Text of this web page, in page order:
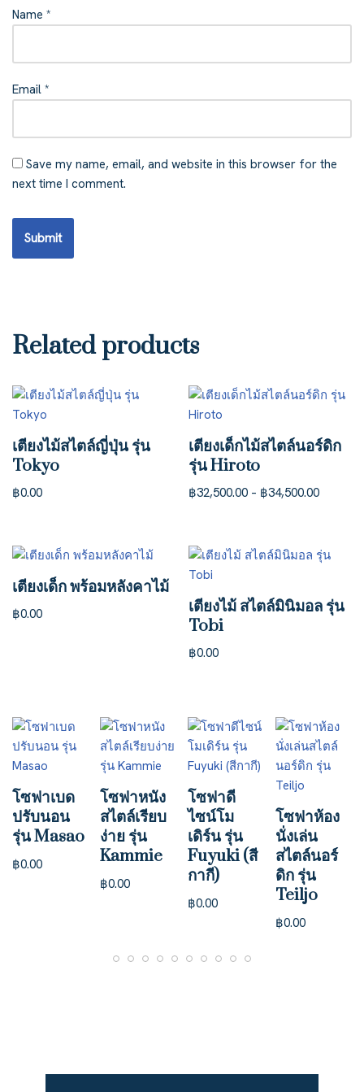
Name *
Email *
Save my name, email, and website in this browser for the
next time I comment.
Related products
เตียงไม้สไตล์ญี่ปุ่น รุ่น
Tokyo
฿0.00
เตียงเด็กไม้สไตล์นอร์ดิก
รุ่น Hiroto
฿32,500.00 – ฿34,500.00
เตียงเด็ก พร้อมหลังคาไม้
฿0.00
เตียงไม้ สไตล์มินิมอล รุ่น
Tobi
฿0.00
โซฟาเบด
ปรับนอน
รุ่น Masao
฿0.00
โซฟาหนัง
สไตล์เรียบ
ง่าย รุ่น
Kammie
฿0.00
โซฟาดี
ไซน์โม
เดิร์น รุ่น
Fuyuki (สี
กากี)
฿0.00
โซฟาห้อง
นั่งเล่น
สไตล์นอร์
ดิก รุ่น
Teiljo
฿0.00